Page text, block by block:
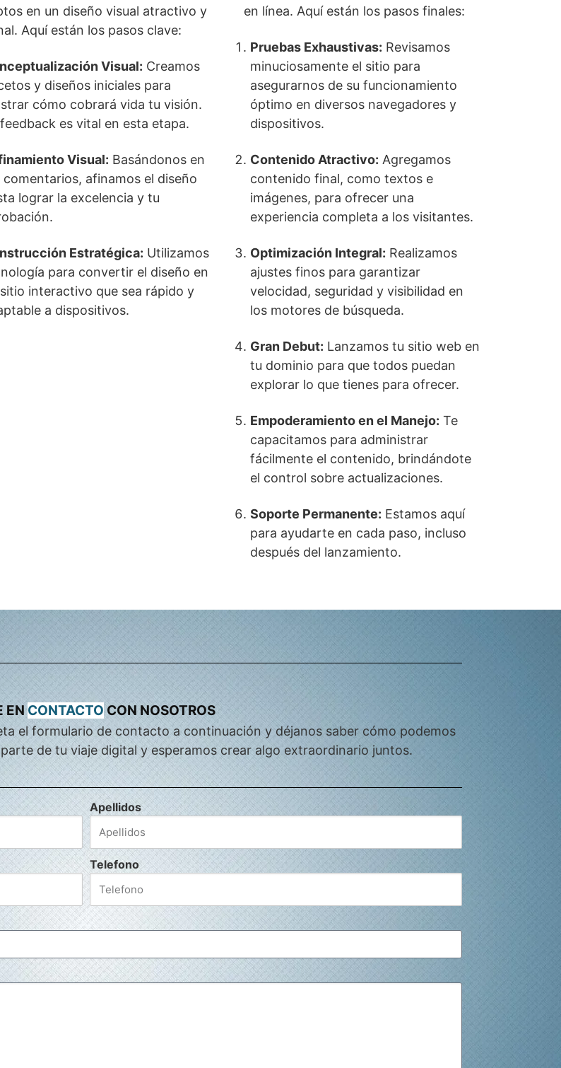
en un diseño visual atractivo y
Aquí están los pasos clave:
Visual: Creamos
y diseños iniciales para
cómo cobrará vida tu visión.
es vital en esta etapa.
Visual: Basándonos en
comentarios, afinamos el diseño
lograr la excelencia y tu
Estratégica: Utilizamos
para convertir el diseño en
interactivo que sea rápido y
a dispositivos.
en línea. Aquí están los pasos finales:
Pruebas Exhaustivas: Revisamos
minuciosamente el sitio para
asegurarnos de su funcionamiento
óptimo en diversos navegadores y
dispositivos.
Contenido Atractivo: Agregamos
contenido final, como textos e
imágenes, para ofrecer una
experiencia completa a los visitantes.
Optimización Integral: Realizamos
ajustes finos para garantizar
velocidad, seguridad y visibilidad en
los motores de búsqueda.
Gran Debut: Lanzamos tu sitio web en
tu dominio para que todos puedan
explorar lo que tienes para ofrecer.
Empoderamiento en el Manejo: Te
capacitamos para administrar
fácilmente el contenido, brindándote
el control sobre actualizaciones.
Soporte Permanente: Estamos aquí
para ayudarte en cada paso, incluso
después del lanzamiento.
EN CONTACTO CON NOSOTROS
el formulario de contacto a continuación y déjanos saber cómo podemos
de tu viaje digital y esperamos crear algo extraordinario juntos.
Apellidos
Telefono